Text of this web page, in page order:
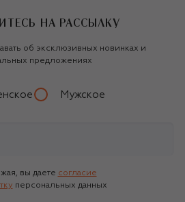
НА РАССЫЛКУ
об эксклюзивных новинках и
предложениях
Мужское
вы даете согласие
персональных данных